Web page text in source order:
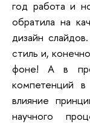
год работа и
обратила на
дизайн
стиль и,
фоне! А в
компетенций
влияние
научного